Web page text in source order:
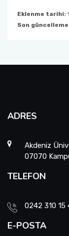
Eklenme tarihi:
Son
ADRES
Akdeniz
07070
TELEFON
0242 310 15
E-POSTA